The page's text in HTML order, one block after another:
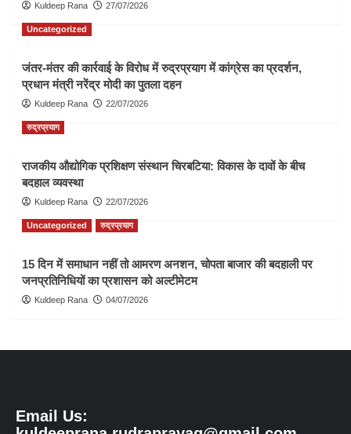
Kuldeep Rana 27/07/2026
Uncategorized
जंतर-मंतर की कार्रवाई के विरोध में रुद्रप्रयाग में कांग्रेस का प्रदर्शन,
प्रधान मंत्री नरेंद्र मोदी का पुतला दहन
Kuldeep Rana 22/07/2026
रुद्रप्रयाग
राजकीय औद्योगिक प्रशिक्षण संस्थान चिरबटिया: विकास के दावों के बीच
बदहाल व्यवस्था
Kuldeep Rana 22/07/2026
Uncategorized रुद्रप्रयाग
15 दिन में समाधान नहीं तो आमरण अनशन, चोपता बाजार की बदहाली पर
जनप्रतिनिधियों का प्रशासन को अल्टीमेटम
Kuldeep Rana 04/07/2026
Email Us: